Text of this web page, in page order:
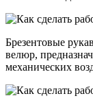
Брезентовые
велюр,
механических